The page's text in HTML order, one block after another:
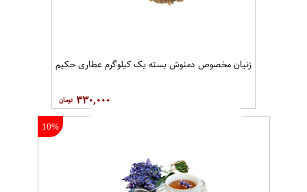
زنیان مخصوص دمنوش بسته یک کیلوگرم عطاری حکیم
۳۳۰,۰۰۰
10%